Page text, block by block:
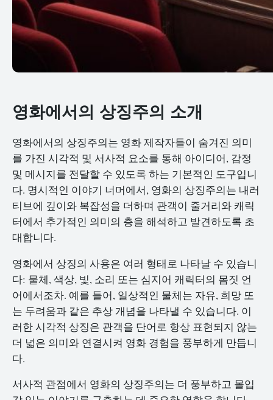
영화에서의 상징주의 소개
영화에서의 상징주의는 영화 제작자들이 숨겨진 의미
를 가진 시각적 및 서사적 요소를 통해 아이디어, 감정
및 메시지를 전달할 수 있도록 하는 기본적인 도구입니
다. 명시적인 이야기 너머에서, 영화의 상징주의는 내러
티브에 깊이와 복잡성을 더하며 관객이 줄거리와 캐릭
터에서 추가적인 의미의 층을 해석하고 발견하도록 초
대합니다.
영화에서 상징의 사용은 여러 형태로 나타날 수 있습니
다: 물체, 색상, 빛, 소리 또는 심지어 캐릭터의 몸짓 언
어에서조차. 예를 들어, 일상적인 물체는 자유, 희망 또
는 두려움과 같은 추상 개념을 나타낼 수 있습니다. 이
러한 시각적 상징은 관객을 단어로 항상 표현되지 않는
더 넓은 의미와 연결시켜 영화 경험을 풍부하게 만듭니
다.
서사적 관점에서 영화의 상징주의는 더 풍부하고 몰입